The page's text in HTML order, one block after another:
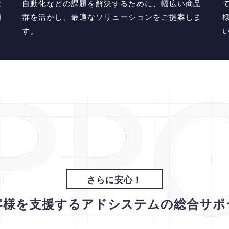
自動化などの課題を解決するために、幅広い商品
群を活かし、最適なソリューションをご提案しま
す。
さらに安心！
を支援するアドシステムの総合サ